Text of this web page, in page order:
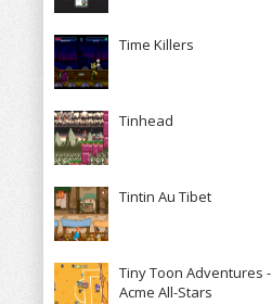
Time Killers
Tinhead
Tintin Au Tibet
Tiny Toon Adventures -
Acme All-Stars